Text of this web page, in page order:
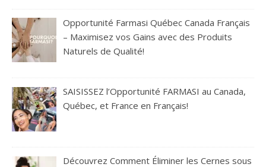
Opportunité Farmasi Québec Canada Français
– Maximisez vos Gains avec des Produits
Naturels de Qualité!
SAISISSEZ l’Opportunité FARMASI au Canada,
Québec, et France en Français!
Découvrez Comment Éliminer les Cernes sous